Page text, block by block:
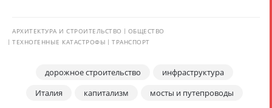
АРХИТЕКТУРА И СТРОИТЕЛЬСТВО
ОБЩЕСТВО
ТЕХНОГЕННЫЕ КАТАСТРОФЫ
ТРАНСПОРТ
дорожное строительство
инфраструктура
Италия
капитализм мосты и путепроводы